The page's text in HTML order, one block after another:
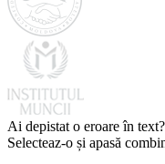
Ai depistat o eroare în text?
Selecteaz-o și apasă